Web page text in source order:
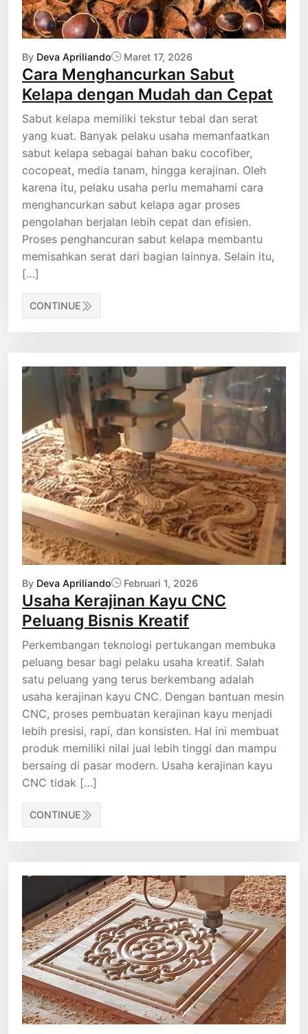
By Deva Apriliando Maret 17, 2026
Cara Menghancurkan Sabut
Kelapa dengan Mudah dan Cepat
Sabut kelapa memiliki tekstur tebal dan serat
yang kuat. Banyak pelaku usaha memanfaatkan
sabut kelapa sebagai bahan baku cocofiber,
cocopeat, media tanam, hingga kerajinan. Oleh
karena itu, pelaku usaha perlu memahami cara
menghancurkan sabut kelapa agar proses
pengolahan berjalan lebih cepat dan efisien.
Proses penghancuran sabut kelapa membantu
memisahkan serat dari bagian lainnya. Selain itu,
[…]
CONTINUE
By Deva Apriliando Februari 1, 2026
Usaha Kerajinan Kayu CNC
Peluang Bisnis Kreatif
Perkembangan teknologi pertukangan membuka
peluang besar bagi pelaku usaha kreatif. Salah
satu peluang yang terus berkembang adalah
usaha kerajinan kayu CNC. Dengan bantuan mesin
CNC, proses pembuatan kerajinan kayu menjadi
lebih presisi, rapi, dan konsisten. Hal ini membuat
produk memiliki nilai jual lebih tinggi dan mampu
bersaing di pasar modern. Usaha kerajinan kayu
CNC tidak […]
CONTINUE